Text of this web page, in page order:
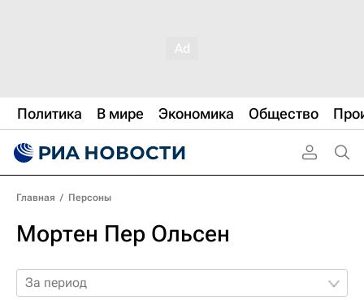
Политика В мире Экономика Общество
Главная / Персоны
Мортен Пер Ольсен
За период